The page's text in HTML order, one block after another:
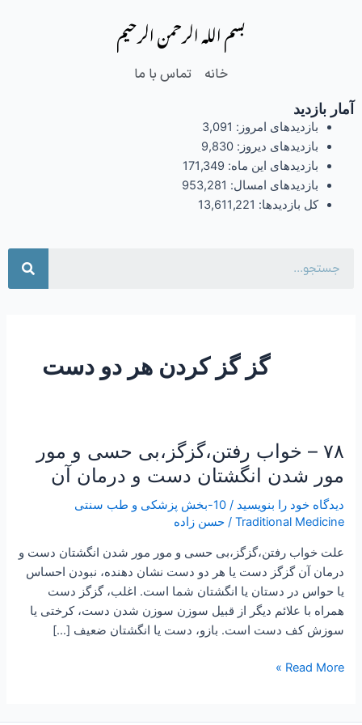
بسم الله الرحمن الرحیم
خانه تماس با ما
آمار بازدید
بازدیدهای امروز: 3,091
بازدیدهای دیروز: 9,830
بازدیدهای این ماه: 171,349
بازدیدهای امسال: 953,281
کل بازدیدها: 13,611,221
گز گز کردن هر دو دست
۷۸ – خواب رفتن،گزگز،بی حسی و مور
مور شدن انگشتان دست و درمان آن
دیدگاه‌ خود را بنویسید /
10-بخش پزشکی و طب سنتی
Traditional Medicine
/حسن زاده
علت خواب رفتن،گزگز،بی حسی و مور مور شدن انگشتان دست و
درمان آن گزگز دست یا هر دو دست نشان دهنده، نبودن احساس
یا حواس در دستان یا انگشتان شما است. اغلب، گزگز دست
همراه با علائم دیگر از قبیل سوزن سوزن شدن دست، کرختی یا
سوزش کف دست است. بازو، دست یا انگشتان ضعیف […]
۷۸
خواب
رفتن،گزگز،بی
حسی
مور
شدن
انگشتان
دست
Read More »